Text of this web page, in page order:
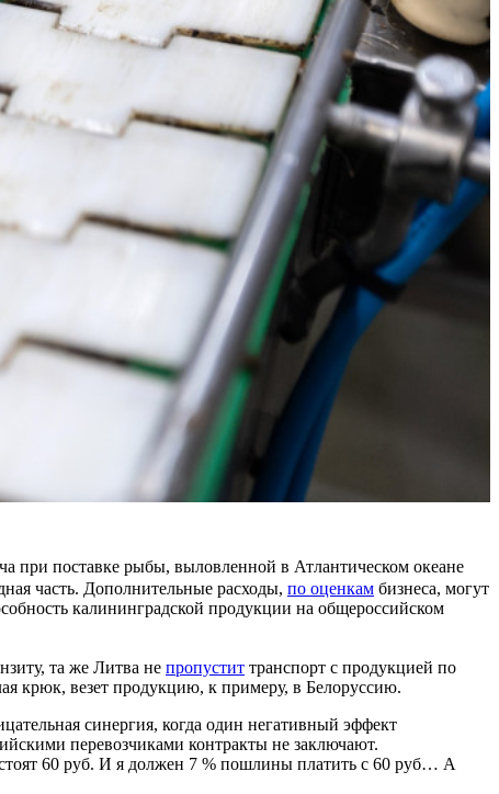
при поставке рыбы, выловленной в Атлантическом океане
часть. Дополнительные расходы, по оценкам бизнеса, могут
калининградской продукции на общероссийском
та же Литва не пропустит транспорт с продукцией по
крюк, везет продукцию, к примеру, в Белоруссию.
синергия, когда один негативный эффект
перевозчиками контракты не заключают.
60 руб. И я должен 7 % пошлины платить с 60 руб… А